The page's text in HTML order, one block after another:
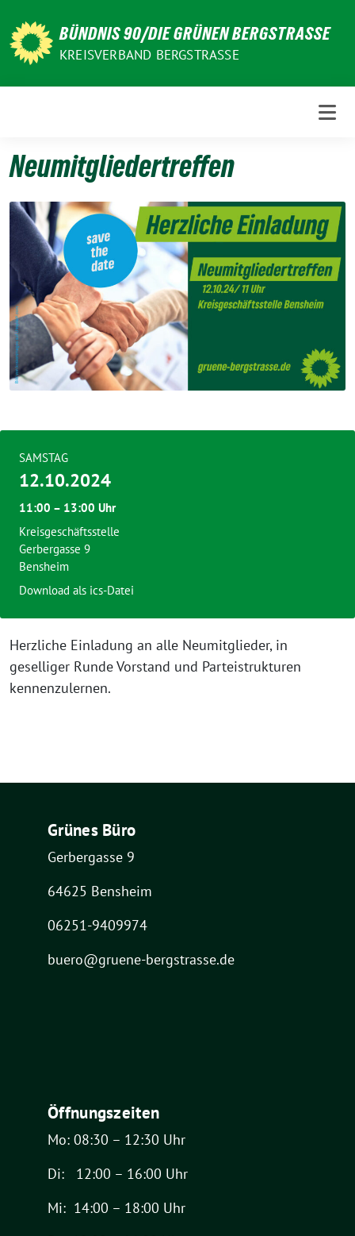
zum
Inhalt
BÜNDNIS 90/DIE GRÜNEN BERGSTRASSE
KREISVERBAND BERGSTRASSE
Neumitgliedertreffen
Herzliche Einladung an alle Neumitglieder, in
geselliger Runde Vorstand und Parteistrukturen
kennenzulernen.
SAMSTAG
12.10.2024
11:00 – 13:00 Uhr
Kreisgeschäftsstelle
Gerbergasse 9
Bensheim
Download als ics-Datei
Grünes Büro
Gerbergasse 9
64625 Bensheim
06251-9409974
buero@gruene-bergstrasse.de
Öffnungszeiten
Mo: 08:30 – 12:30 Uhr
Di: 12:00 – 16:00 Uhr
Mi: 14:00 – 18:00 Uhr